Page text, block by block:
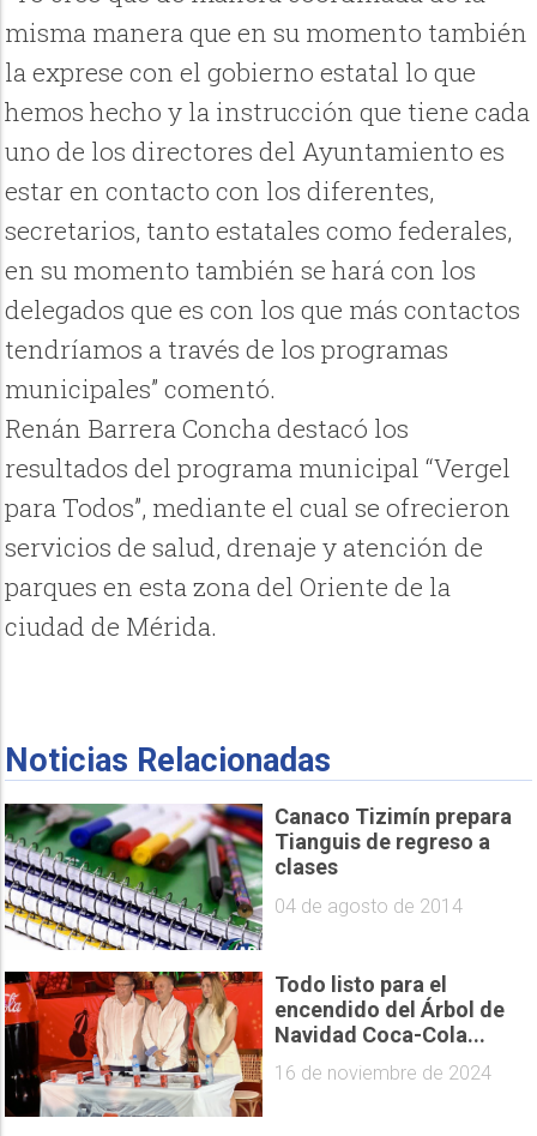
misma manera que en su momento también
la exprese con el gobierno estatal lo que
hemos hecho y la instrucción que tiene cada
uno de los directores del Ayuntamiento es
estar en contacto con los diferentes,
secretarios, tanto estatales como federales,
en su momento también se hará con los
delegados que es con los que más contactos
tendríamos a través de los programas
municipales” comentó.
Renán Barrera Concha destacó los
resultados del programa municipal “Vergel
para Todos”, mediante el cual se ofrecieron
servicios de salud, drenaje y atención de
parques en esta zona del Oriente de la
ciudad de Mérida.
Noticias Relacionadas
Canaco Tizimín prepara
Tianguis de regreso a
clases
04 de agosto de 2014
Todo listo para el
encendido del Árbol de
Navidad Coca-Cola...
16 de noviembre de 2024